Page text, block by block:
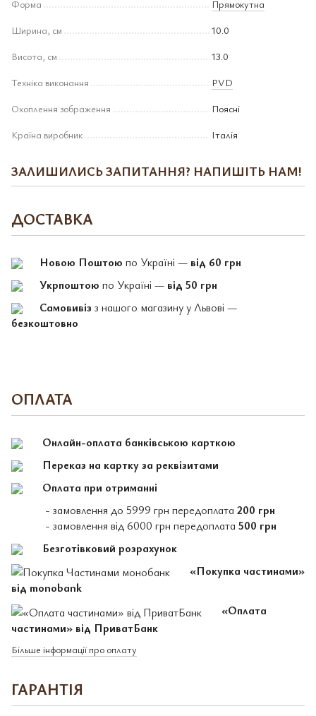
Форма
Прямокутна
Ширина, см
10.0
Висота, см
13.0
Техніка виконання
PVD
Охоплення зображення
Поясні
Країна виробник
Італія
ЗАЛИШИЛИСЬ ЗАПИТАННЯ? НАПИШІТЬ НАМ!
ДОСТАВКА
Новою Поштою по Україні — від 60 грн
Укрпоштою по Україні — від 50 грн
Самовивіз з нашого магазину у Львові —
безкоштовно
ОПЛАТА
Онлайн-оплата банківською карткою
Переказ на картку за реквізитами
Оплата при отриманні
- замовлення до 5999 грн передоплата 200 грн
- замовлення від 6000 грн передоплата 500 грн
Безготівковий розрахунок
«Покупка частинами»
від monobank
«Оплата
частинами» від ПриватБанк
Більше інформації про оплату
ГАРАНТІЯ